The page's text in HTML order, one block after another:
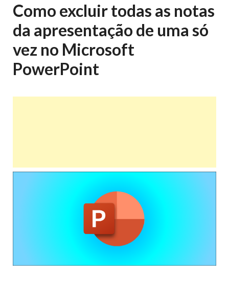
Como excluir todas as notas
da apresentação de uma só
vez no Microsoft
PowerPoint